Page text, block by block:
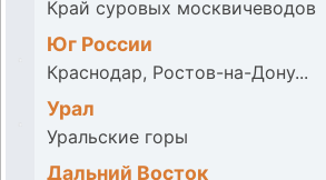
Край суровых москвичеводов
Юг России
Краснодар, Ростов-на-Дону...
Урал
Уральские горы
Дальний Восток